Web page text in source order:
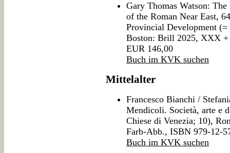
Gary Thomas Watson:
of the Roman Near East,
Provincial Development
Boston: Brill 2025, XXX +
EUR 146,00
Buch im KVK suchen
Mittelalter
Francesco Bianchi /
Mendicoli. Società, arte e
Chiese di Venezia; 10),
Farb-Abb., ISBN 979-12-
Buch im KVK suchen